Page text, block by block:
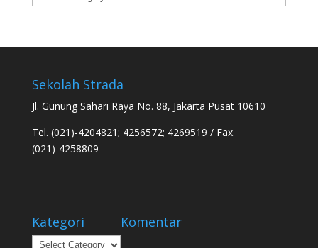
Sekolah Strada
Jl. Gunung Sahari Raya No. 88, Jakarta Pusat 10610
Tel. (021)-4204821; 4256572; 4269519 / Fax.
(021)-4258809
Kategori
Kategori
Komentar